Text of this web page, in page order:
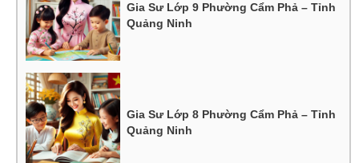
Gia Sư Lớp 9 Phường Cẩm Phả – Tỉnh
Quảng Ninh
Gia Sư Lớp 8 Phường Cẩm Phả – Tỉnh
Quảng Ninh